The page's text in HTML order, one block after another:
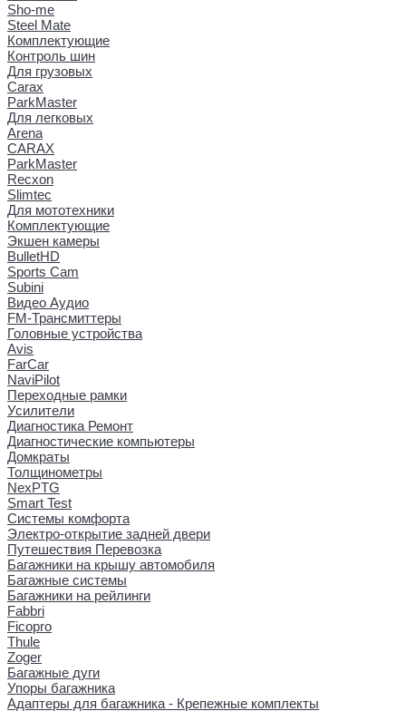
Sho-me
Steel Mate
Комплектующие
Контроль шин
Для грузовых
Carax
ParkMaster
Для легковых
Arena
CARAX
ParkMaster
Recxon
Slimtec
Для мототехники
Комплектующие
Экшен камеры
BulletHD
Sports Cam
Subini
Видео Аудио
FM-Трансмиттеры
Головные устройства
Avis
FarCar
NaviPilot
Переходные рамки
Усилители
Диагностика Ремонт
Диагностические компьютеры
Домкраты
Толщинометры
NexPTG
Smart Test
Системы комфорта
Электро-открытие задней двери
Путешествия Перевозка
Багажники на крышу автомобиля
Багажные системы
Багажники на рейлинги
Fabbri
Ficopro
Thule
Zoger
Багажные дуги
Упоры багажника
Адаптеры для багажника - Крепежные комплекты